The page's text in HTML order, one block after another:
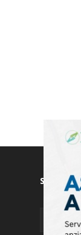
SEGUICI